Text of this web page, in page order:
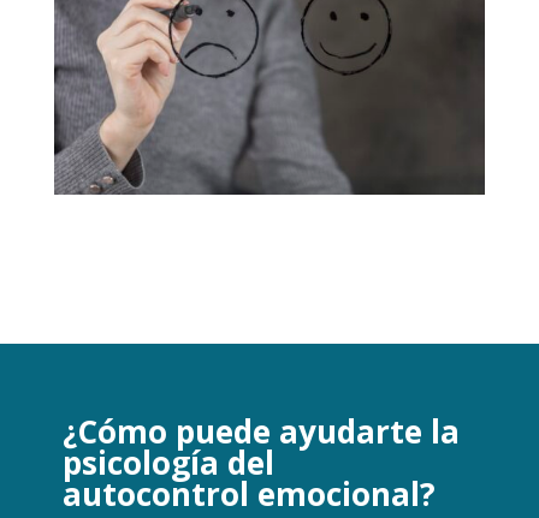
¿Cómo puede ayudarte la
psicología del
autocontrol emocional?